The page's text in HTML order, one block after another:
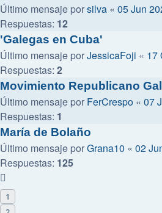
Último mensaje porsilva « 05 Jun
Respuestas: 12
'Galegas en Cuba'
Último mensaje porJessicaFoji « 17
Respuestas: 2
Movimiento Republicano
Último mensaje por FerCrespo « 07
Respuestas: 1
María de Bolaño
Último mensaje porGrana10 « 02
Respuestas: 125
1